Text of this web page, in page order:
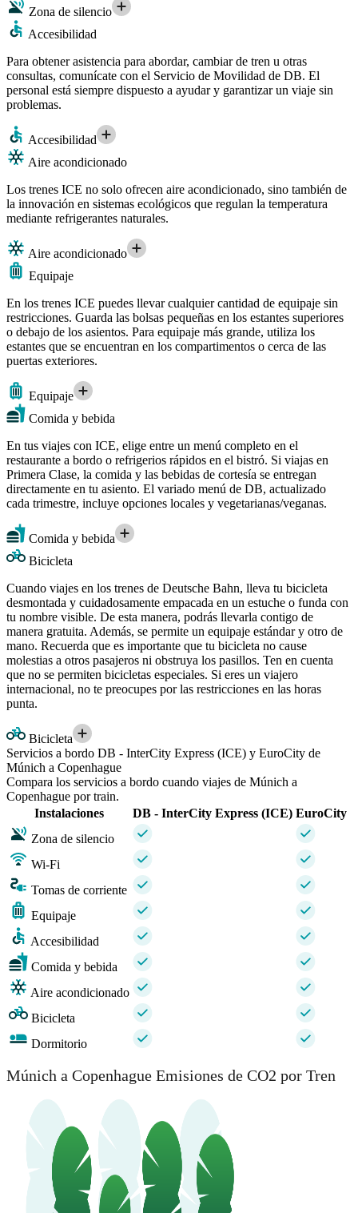
Zona de silencio
Accesibilidad
Para obtener asistencia para abordar, cambiar de tren u otras
consultas, comunícate con el Servicio de Movilidad de DB. El
personal está siempre dispuesto a ayudar y garantizar un viaje sin
problemas.
Accesibilidad
Aire acondicionado
Los trenes ICE no solo ofrecen aire acondicionado, sino también de
la innovación en sistemas ecológicos que regulan la temperatura
mediante refrigerantes naturales.
Aire acondicionado
Equipaje
En los trenes ICE puedes llevar cualquier cantidad de equipaje sin
restricciones. Guarda las bolsas pequeñas en los estantes superiores
o debajo de los asientos. Para equipaje más grande, utiliza los
estantes que se encuentran en los compartimentos o cerca de las
puertas exteriores.
Equipaje
Comida y bebida
En tus viajes con ICE, elige entre un menú completo en el
restaurante a bordo o refrigerios rápidos en el bistró. Si viajas en
Primera Clase, la comida y las bebidas de cortesía se entregan
directamente en tu asiento. El variado menú de DB, actualizado
cada trimestre, incluye opciones locales y vegetarianas/veganas.
Comida y bebida
Bicicleta
Cuando viajes en los trenes de Deutsche Bahn, lleva tu bicicleta
desmontada y cuidadosamente empacada en un estuche o funda con
tu nombre visible. De esta manera, podrás llevarla contigo de
manera gratuita. Además, se permite un equipaje estándar y otro de
mano. Recuerda que es importante que tu bicicleta no cause
molestias a otros pasajeros ni obstruya los pasillos. Ten en cuenta
que no se permiten bicicletas especiales. Si eres un viajero
internacional, no te preocupes por las restricciones en las horas
punta.
Bicicleta
Servicios a bordo DB - InterCity Express (ICE) y EuroCity de
Múnich a Copenhague
Compara los servicios a bordo cuando viajes de Múnich a
Copenhague por train.
Instalaciones
DB - InterCity Express (ICE) EuroCity
Zona de silencio
Wi-Fi
Tomas de corriente
Equipaje
Accesibilidad
Comida y bebida
Aire acondicionado
Bicicleta
Dormitorio
Múnich a Copenhague Emisiones de CO2 por Tren